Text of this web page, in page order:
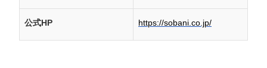
公式HP https://sobani.co.jp/